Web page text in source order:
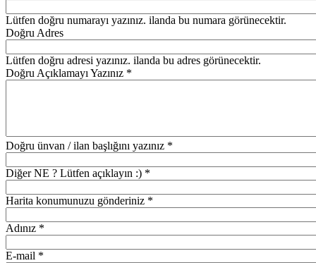
Lütfen doğru numarayı yazınız. ilanda bu numara görünecektir.
Doğru Adres
Lütfen doğru adresi yazınız. ilanda bu adres görünecektir.
Doğru Açıklamayı Yazınız *
Doğru ünvan / ilan başlığını yazınız *
Diğer NE ? Lütfen açıklayın :) *
Harita konumunuzu gönderiniz *
Adınız *
E-mail *